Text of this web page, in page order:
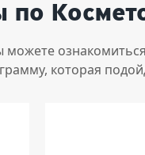
по
которая